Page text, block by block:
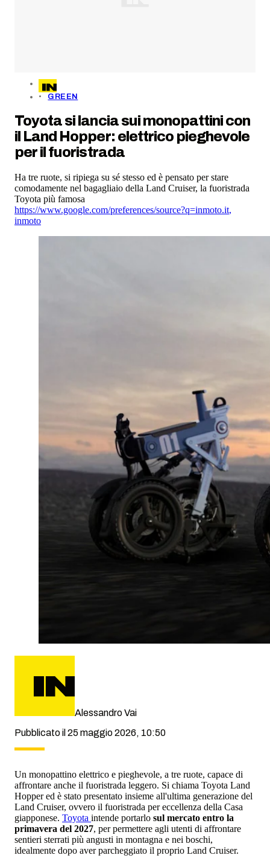
GREEN
Toyota si lancia sui monopattini con
il Land Hopper: elettrico pieghevole
per il fuoristrada
Ha tre ruote, si ripiega su sé stesso ed è pensato per stare
comodamente nel bagagliaio della Land Cruiser, la fuoristrada
Toyota più famosa
https://www.google.com/preferences/source?q=inmoto.it,
inmoto
Alessandro Vai
Pubblicato il 25 maggio 2026, 10:50
Un monopattino elettrico e pieghevole, a tre ruote, capace di
affrontare anche il fuoristrada leggero. Si chiama Toyota Land
Hopper ed è stato presentato insieme all'ultima generazione del
Land Cruiser, ovvero il fuoristrada per eccellenza della Casa
giapponese. Toyota intende portarlo sul mercato entro la
primavera del 2027, per permettere agli utenti di affrontare
sentieri sterrati più angusti in montagna e nei boschi,
idealmente dopo aver parcheggiato il proprio Land Cruiser.